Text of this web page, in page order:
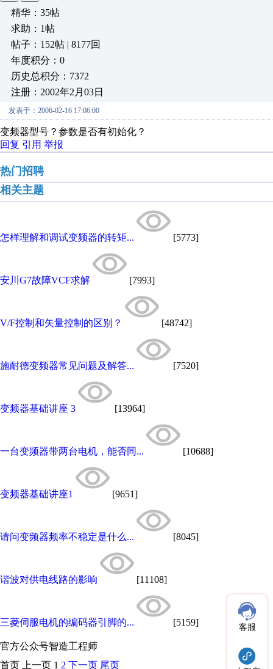
精华：35帖
求助：1帖
帖子：152帖 | 8177回
年度积分：0
历史总积分：7372
注册：2002年2月03日
发表于：2006-02-16 17:06:00
变频器型号？参数是否有初始化？
回复 引用 举报
热门招聘
相关主题
怎样理解和调试变频器的转矩... [5773]
安川G7故障VCF求解 [7993]
V/F控制和矢量控制的区别？ [48742]
施耐德变频器常见问题及解答... [7520]
变频器基础讲座 3 [13964]
一台变频器带两台电机，能否同... [10688]
变频器基础讲座1 [9651]
请问变频器频率不稳定是什么... [8045]
谐波对供电线路的影响 [11108]
三菱伺服电机的编码器引脚的... [5159]
官方公众号智造工程师
客服
首页 上一页 1 2 下一页 尾页